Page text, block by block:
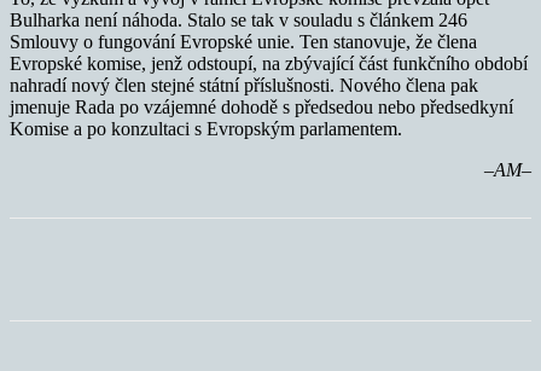
Bulharka není náhoda. Stalo se tak v souladu s článkem 246
Smlouvy o fungování Evropské unie. Ten stanovuje, že člena
Evropské komise, jenž odstoupí, na zbývající část funkčního období
nahradí nový člen stejné státní příslušnosti. Nového člena pak
jmenuje Rada po vzájemné dohodě s předsedou nebo předsedkyní
Komise a po konzultaci s Evropským parlamentem.
–AM–